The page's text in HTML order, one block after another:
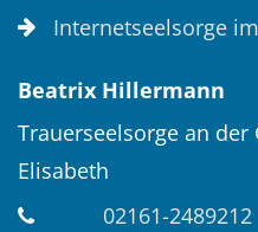
Internetseelsorge
Beatrix Hillermann
Trauerseelsorge an der
Elisabeth
02161-2489212